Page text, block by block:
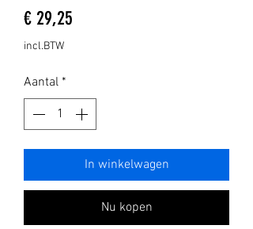
€ 29,25
incl.BTW
Aantal *
In winkelwagen
Nu kopen